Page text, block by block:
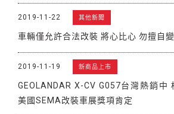
2019-11-22 其他新聞
車輛僅允許合法改裝 將心比心 勿擅自
2019-11-19 新商品上市
GEOLANDAR X-CV G057台灣熱銷中
美國SEMA改裝車展獎項肯定